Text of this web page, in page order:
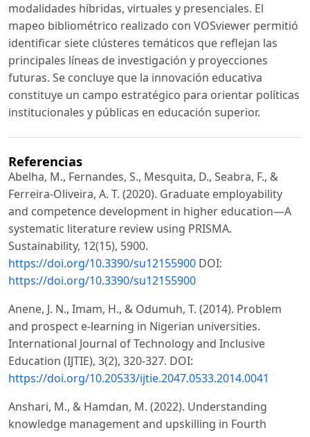
modalidades híbridas, virtuales y presenciales. El
mapeo bibliométrico realizado con VOSviewer permitió
identificar siete clústeres temáticos que reflejan las
principales líneas de investigación y proyecciones
futuras. Se concluye que la innovación educativa
constituye un campo estratégico para orientar políticas
institucionales y públicas en educación superior.
Referencias
Abelha, M., Fernandes, S., Mesquita, D., Seabra, F., &
Ferreira-Oliveira, A. T. (2020). Graduate employability
and competence development in higher education—A
systematic literature review using PRISMA.
Sustainability, 12(15), 5900.
https://doi.org/10.3390/su12155900 DOI:
https://doi.org/10.3390/su12155900
Anene, J. N., Imam, H., & Odumuh, T. (2014). Problem
and prospect e-learning in Nigerian universities.
International Journal of Technology and Inclusive
Education (IJTIE), 3(2), 320-327. DOI:
https://doi.org/10.20533/ijtie.2047.0533.2014.0041
Anshari, M., & Hamdan, M. (2022). Understanding
knowledge management and upskilling in Fourth